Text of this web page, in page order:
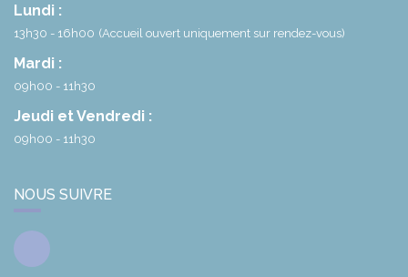
Lundi :
13h30 - 16h00 (Accueil ouvert uniquement sur rendez-vous)
Mardi :
09h00 - 11h30
Jeudi et Vendredi :
09h00 - 11h30
NOUS SUIVRE
Facebook